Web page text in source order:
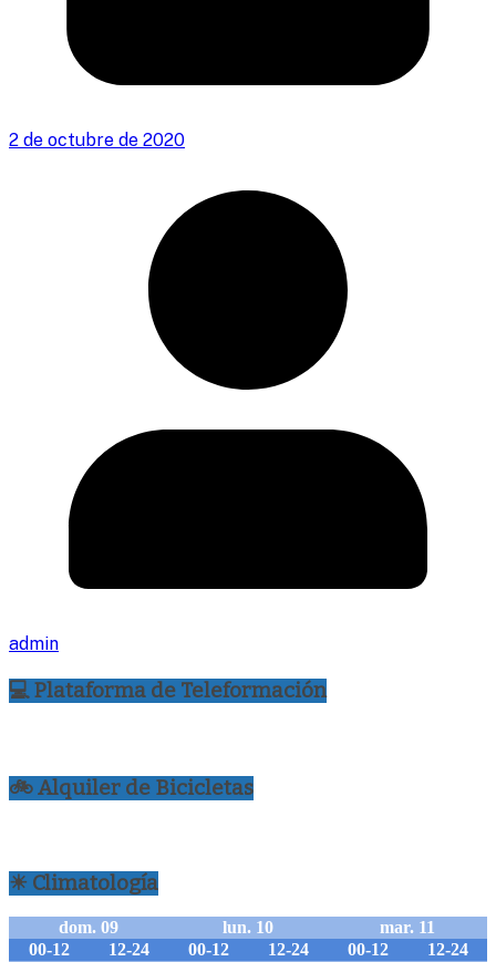
2 de octubre de 2020
admin
💻 Plataforma de Teleformación
🚲 Alquiler de Bicicletas
☀ Climatología